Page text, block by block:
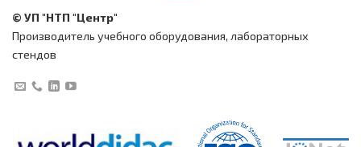
© УП "НТП "Центр"
Производитель учебного оборудования, лабораторных
стендов